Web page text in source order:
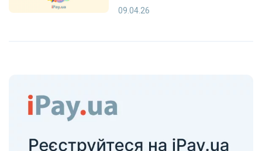
09.04.26